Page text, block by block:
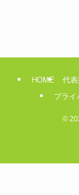
HOME 代
プライ
©